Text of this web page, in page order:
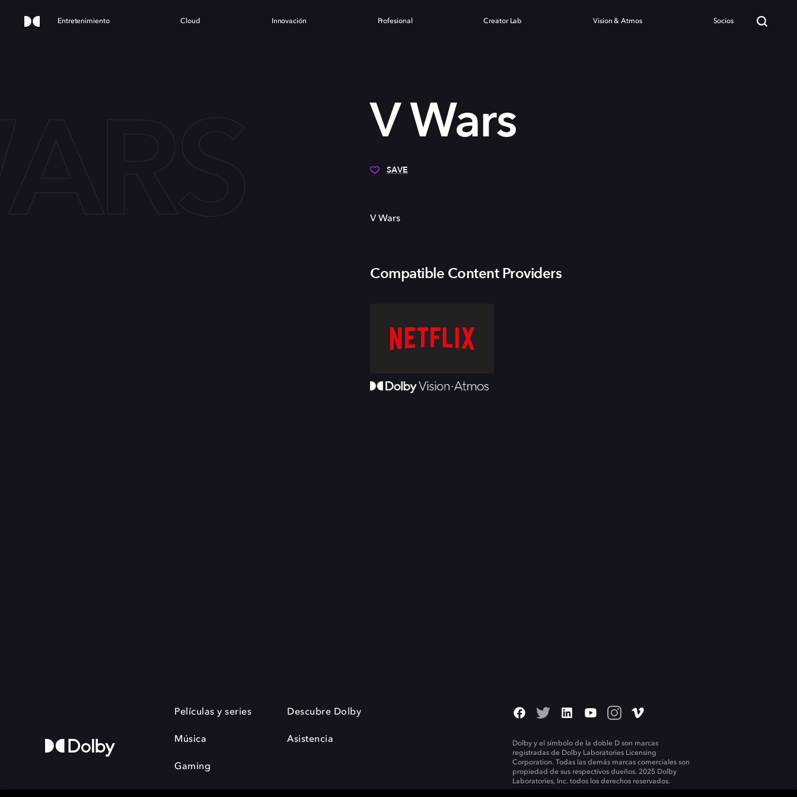
Entretenimiento Cloud Innovación Profesional Creator Lab Vision & Atmos Socios
V Wars
SAVE
V Wars
Compatible Content Providers
Películas y series
Música
Gaming
Descubre Dolby
Asistencia
Dolby y el símbolo de la doble D son marcas
registradas de Dolby Laboratories Licensing
Corporation. Todas las demás marcas comerciales son
propiedad de sus respectivos dueños. 2025 Dolby
Laboratories, Inc. todos los derechos reservados.